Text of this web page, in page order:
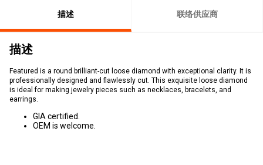
描述 联络供应商
描述
Featured is a round brilliant-cut loose diamond with exceptional clarity. It is
professionally designed and flawlessly cut. This exquisite loose diamond
is ideal for making jewelry pieces such as necklaces, bracelets, and
earrings.
GIA certified.
OEM is welcome.